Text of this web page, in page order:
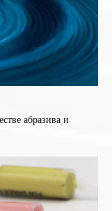
абразива и